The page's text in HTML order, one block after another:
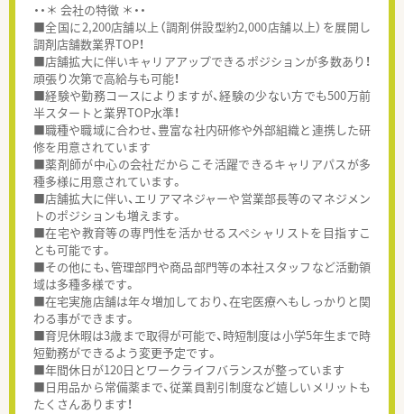
・・＊ 会社の特徴 ＊・・
■全国に2,200店舗以上（調剤併設型約2,000店舗以上）を展開し
調剤店舗数業界TOP！
■店舗拡大に伴いキャリアアップできるポジションが多数あり！
頑張り次第で高給与も可能！
■経験や勤務コースによりますが、経験の少ない方でも500万前
半スタートと業界TOP水準！
■職種や職域に合わせ、豊富な社内研修や外部組織と連携した研
修を用意されています
■薬剤師が中心の会社だからこそ活躍できるキャリアパスが多
種多様に用意されています。
■店舗拡大に伴い、エリアマネジャーや営業部長等のマネジメン
トのポジションも増えます。
■在宅や教育等の専門性を活かせるスペシャリストを目指すこ
とも可能です。
■その他にも、管理部門や商品部門等の本社スタッフなど活動領
域は多種多様です。
■在宅実施店舗は年々増加しており、在宅医療へもしっかりと関
わる事ができます。
■育児休暇は3歳まで取得が可能で、時短制度は小学5年生まで時
短勤務ができるよう変更予定です。
■年間休日が120日とワークライフバランスが整っています
■日用品から常備薬まで、従業員割引制度など嬉しいメリットも
たくさんあります！